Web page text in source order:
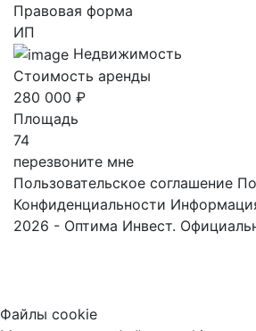
Правовая форма
ИП
Недвижимость
Стоимость аренды
280 000 ₽
Площадь
74
перезвоните мне
Пользовательское соглашение
Конфиденциальности
2026 - Оптима Инвест.
Файлы cookie